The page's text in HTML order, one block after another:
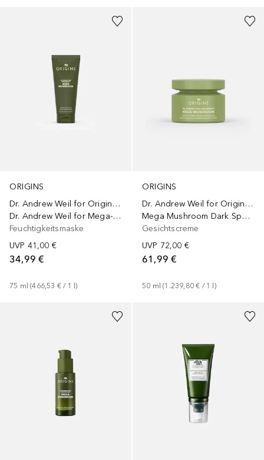
ORIGINS
Dr. Andrew Weil for Origins™
Dr. Andrew Weil for Mega-Mushroom Soothing Face Mask
Feuchtigkeitsmaske
UVP 41,00 €
34,99 €
75 ml (466,53 € / 1 l)
ORIGINS
Dr. Andrew Weil for Origins™
Mega Mushroom Dark Spot Corrector Moisturizer
Gesichtscreme
UVP 72,00 €
61,99 €
50 ml (1.239,80 € / 1 l)